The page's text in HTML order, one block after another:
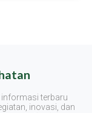
informasi terbaru
inovasi, dan